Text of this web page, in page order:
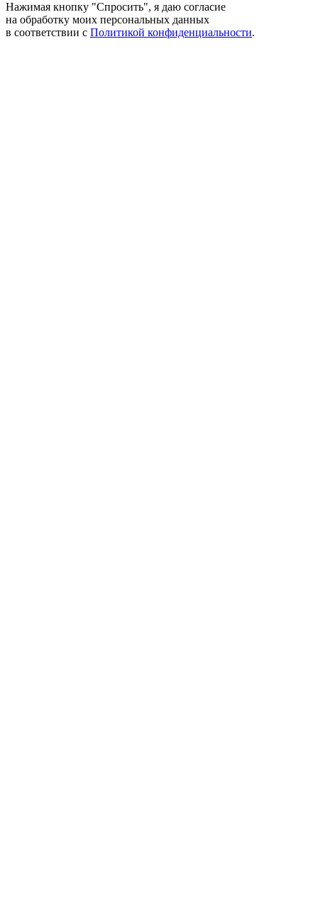
Нажимая кнопку "Спросить", я даю согласие
на обработку моих персональных данных
в соответствии с Политикой конфиденциальности.